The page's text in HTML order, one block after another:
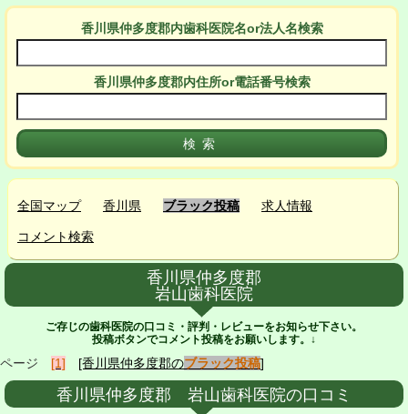
香川県仲多度郡内歯科医院名or法人名検索
香川県仲多度郡内住所or電話番号検索
全国マップ 香川県 ブラック投稿 求人情報
コメント検索
香川県仲多度郡
岩山歯科医院
ご存じの歯科医院の口コミ・評判・レビューをお知らせ下さい。
投稿ボタンでコメント投稿をお願いします。↓
ページ [1] [香川県仲多度郡のブラック投稿]
香川県仲多度郡 岩山歯科医院の口コミ